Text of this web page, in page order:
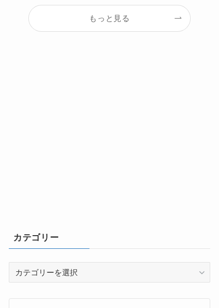
もっと見る
カテゴリー